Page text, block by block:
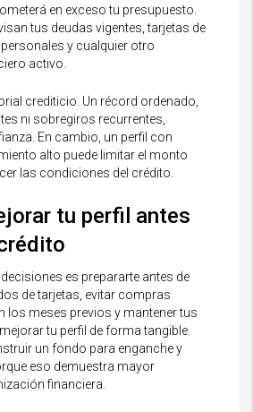
en exceso tu presupuesto.
tus deudas vigentes, tarjetas de
y cualquier otro
activo.
crediticio. Un récord ordenado,
ni sobregiros recurrentes,
En cambio, un perfil con
alto puede limitar el monto
las condiciones del crédito.
tu perfil antes
es prepararte antes de
de tarjetas, evitar compras
los meses previos y mantener tus
tu perfil de forma tangible.
un fondo para enganche y
eso demuestra mayor
financiera.